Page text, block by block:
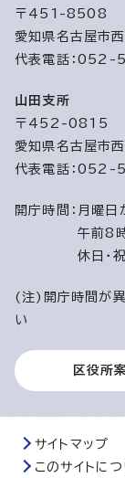
〒451-8508
愛知県名古屋市
代表電話：
山田支所
〒452-0815
愛知県名古屋市
代表電話：
開庁時間： 月曜日
午前8
休日・
(注)開庁時間が異
い
区役所
サイトマップ
このサイトに